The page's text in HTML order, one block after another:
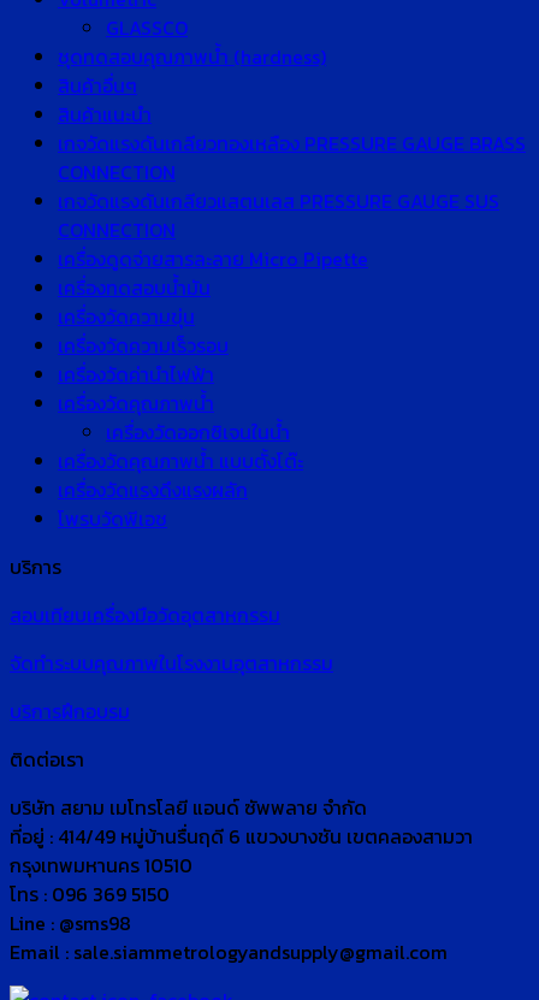
GLASSCO
ชุดทดสอบคุณภาพน้ำ (hardness)
สินค้าอื่นๆ
สินค้าแนะนำ
เกจวัดแรงดันเกลียวทองเหลือง PRESSURE GAUGE BRASS
CONNECTION
เกจวัดแรงดันเกลียวแสตนเลส PRESSURE GAUGE SUS
CONNECTION
เครื่องดูดจ่ายสารละลาย Micro Pipette
เครื่องทดสอบน้ำมัน
เครื่องวัดความขุ่น
เครื่องวัดความเร็วรอบ
เครื่องวัดค่านำไฟฟ้า
เครื่องวัดคุณภาพน้ำ
เครื่องวัดออกซิเจนในน้ำ
เครื่องวัดคุณภาพน้ำ แบบตั้งโต๊ะ
เครื่องวัดแรงดึงแรงผลัก
โพรบวัดพีเอช
บริการ
สอบเทียบเครื่องมือวัดอุตสาหกรรม
จัดทำระบบคุณภาพในโรงงานอุตสาหกรรม
บริการฝึกอบรม
ติดต่อเรา
บริษัท สยาม เมโทรโลยี แอนด์ ซัพพลาย จำกัด
ที่อยู่ : 414/49 หมู่บ้านรื่นฤดี 6 แขวงบางชัน เขตคลองสามวา
กรุงเทพมหานคร 10510
โทร : 096 369 5150
Line : @sms98
Email : sale.siammetrologyandsupply@gmail.com